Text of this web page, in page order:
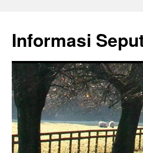
content
Informasi